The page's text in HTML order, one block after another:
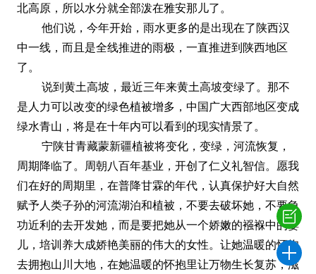
北高原，所以水分就全部泼在雅安那儿了。
他们说，今年开始，雨水更多的是出现在了陕西汉
中一线，而且是全线推进的雨极，一直推进到陕西地区
了。
说到黄土高坡，最近三年来黄土高坡变绿了。那不
是人力可以改变的绿色植被增多，中国广大西部地区变成
绿水青山，将是在十年内可以看到的现实情景了。
宁陕甘青藏蒙新疆植被将变化，变绿，河流恢复，
周期降临了。周朝八百年基业，开创了仁义礼智信。愿我
们在好的周期里，在普降甘霖的年代，认真保护好大自然
赋予人类子孙的河流湖泊和植被，不要去破坏她，不要急
功近利的去开发她，而是要把她从一个娇嫩的襁褓中的婴
儿，培训养大成娇艳美丽的伟大的女性。让她温暖的怀抱
去拥抱山川大地，在她温暖的怀抱里让万物生长复苏，滋